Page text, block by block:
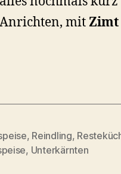
Anrichten, mitZimt
, Reindling,
, Unterkärnten